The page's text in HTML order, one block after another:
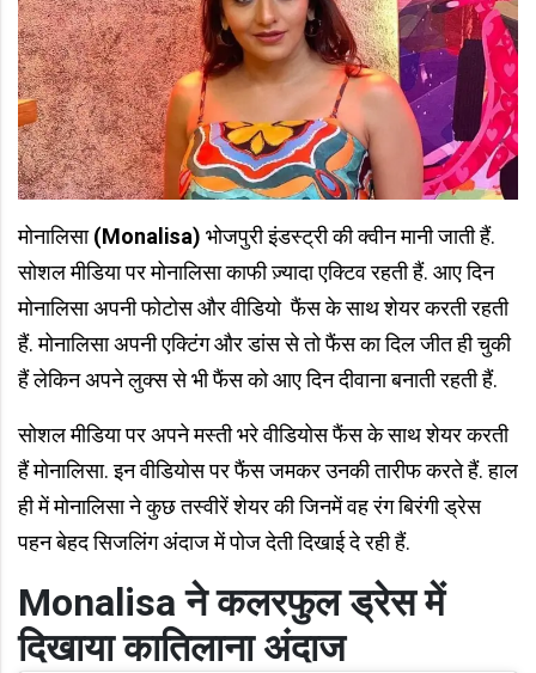
मोनालिसा(Monalisa) भोजपुरी इंडस्ट्री की क्वीन मानी जाती हैं.
सोशल मीडिया पर मोनालिसा काफी ज़्यादा एक्टिव रहती हैं. आए दिन
मोनालिसा अपनी फोटोस और वीडियो फैंस के साथ शेयर करती रहती
हैं. मोनालिसा अपनी एक्टिंग और डांस से तो फैंस का दिल जीत ही चुकी
हैं लेकिन अपने लुक्स से भी फैंस को आए दिन दीवाना बनाती रहती हैं.
सोशल मीडिया पर अपने मस्ती भरे वीडियोस फैंस के साथ शेयर करती
हैं मोनालिसा. इन वीडियोस पर फैंस जमकर उनकी तारीफ करते हैं. हाल
ही में मोनालिसा ने कुछ तस्वीरें शेयर की जिनमें वह रंग बिरंगी ड्रेस
पहन बेहद सिजलिंग अंदाज में पोज देती दिखाई दे रही हैं.
Monalisa ने कलरफुल ड्रेस में
दिखाया कातिलाना अंदाज